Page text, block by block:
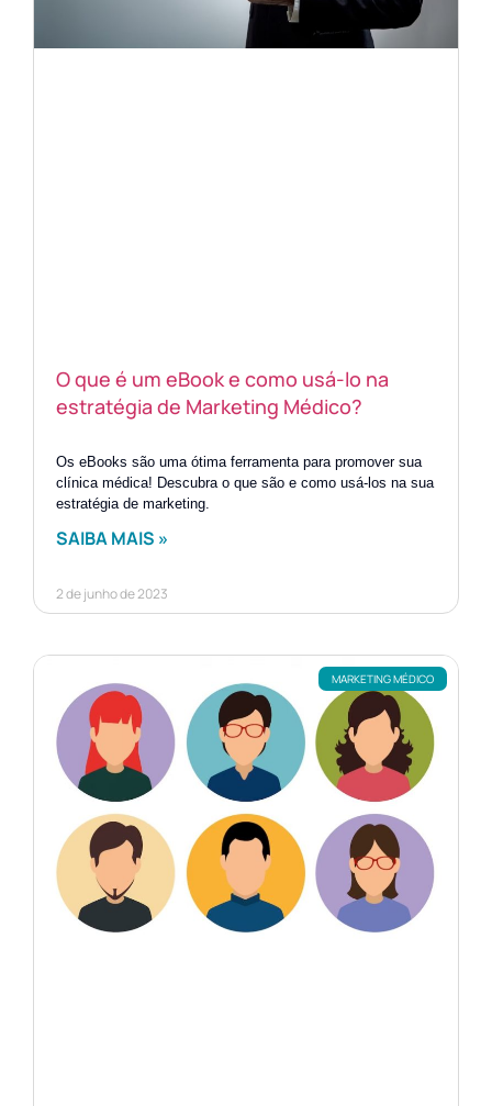
O que é um eBook e como usá-lo na
estratégia de Marketing Médico?
Os eBooks são uma ótima ferramenta para promover sua
clínica médica! Descubra o que são e como usá-los na sua
estratégia de marketing.
SAIBA MAIS »
2 de junho de 2023
MARKETING MÉDICO